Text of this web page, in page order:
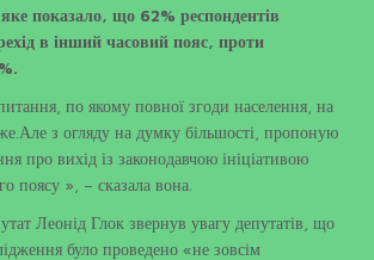
показало, що 62% респондентів
в інший часовий пояс, проти
по якому повної згоди населення, на
з огляду на думку більшості, пропоную
про вихід із законодавчою ініціативою
поясу », – сказала вона.
Леонід Глок звернув увагу депутатів, що
було проведено «не зовсім